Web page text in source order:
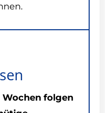
Wochen folgen